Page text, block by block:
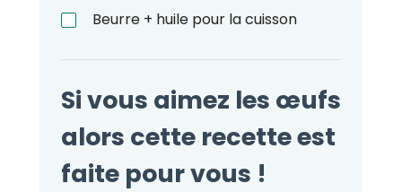
Beurre + huile pour la cuisson
Si vous aimez les œufs
alors cette recette est
faite pour vous !